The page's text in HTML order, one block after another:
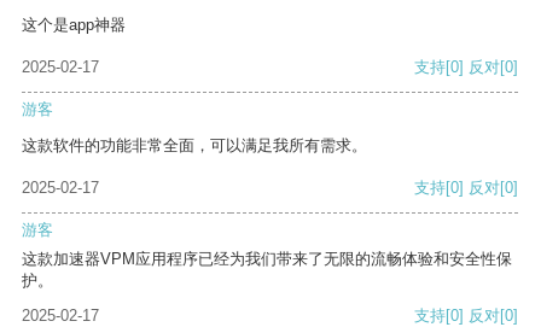
这个是app神器
2025-02-17 支持[0] 反对[0]
游客
这款软件的功能非常全面，可以满足我所有需求。
2025-02-17 支持[0] 反对[0]
游客
这款加速器VPM应用程序已经为我们带来了无限的流畅体验和安全性保
护。
2025-02-17
支持[0] 反对[0]